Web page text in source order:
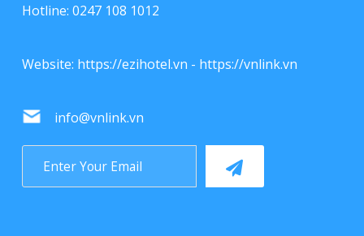
Hotline: 0247 108 1012
Website: https://ezihotel.vn - https://vnlink.vn
info@vnlink.vn